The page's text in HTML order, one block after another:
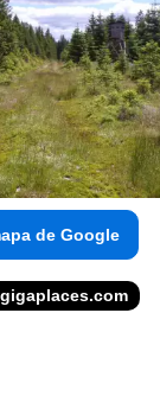
de Google